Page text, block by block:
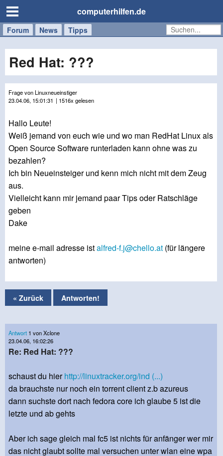
computerhilfen.de
Forum News Tipps
Handy
Tablet
Windows
Mac
Red Hat: ???
Frage von Linuxneueinstiger
23.04.06, 15:01:31 | 1516x gelesen
Hallo Leute!
Weiß jemand von euch wie und wo man RedHat Linux als
Open Source Software runterladen kann ohne was zu
bezahlen?
Ich bin Neueinsteiger und kenn mich nicht mit dem Zeug
aus.
Vielleicht kann mir jemand paar Tips oder Ratschläge
geben
Dake
meine e-mail adresse istalfred-f.j@chello.at (für längere
antworten)
« Zurück Antworten!
Antwort 1 von Xclone
23.04.06, 16:02:26
Re: Red Hat: ???
schaust du hierhttp://linuxtracker.org/ind (...)
da brauchste nur noch ein torrent client z.b azureus
dann suchste dort nach fedora core ich glaube 5 ist die
letzte und ab gehts
Aber ich sage gleich mal fc5 ist nichts für anfänger wer mir
das nicht glaubt sollte mal versuchen unter wlan eine wpa